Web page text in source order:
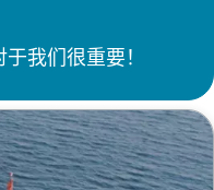
我们很重要！